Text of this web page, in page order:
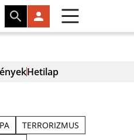
Hetilap
TERRORIZMUS